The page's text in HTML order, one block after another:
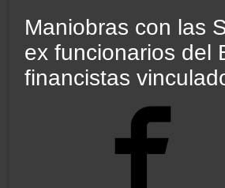
Maniobras con las
ex funcionarios del
financistas